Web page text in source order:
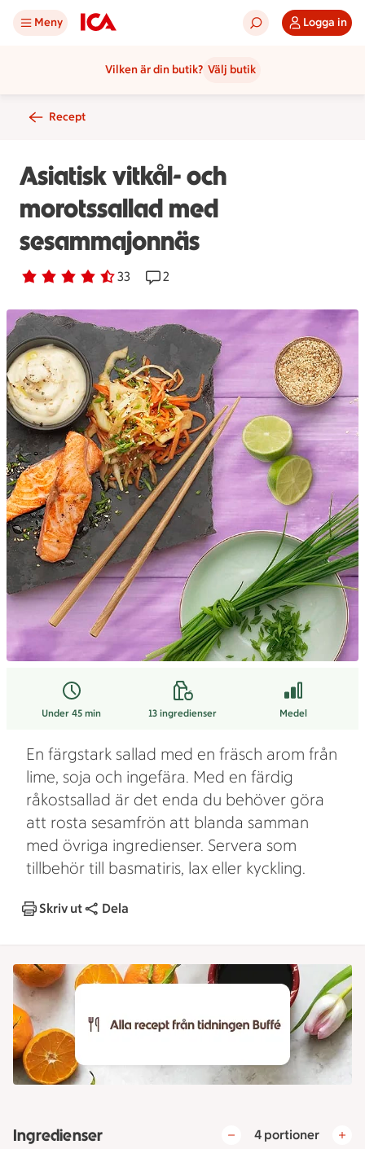
Meny Logga in
Vilken är din butik? Välj butik
Recept
Asiatisk vitkål- och
morotssallad med
sesammajonnäs
Betyg 4.2 av 5. 33
33 personer har röstatReceptet har 2 kommentarer
2
Under 45 min 13 ingredienser Medel
En färgstark sallad med en fräsch arom från
lime, soja och ingefära. Med en färdig
råkostsallad är det enda du behöver göra
att rosta sesamfrön att blanda samman
med övriga ingredienser. Servera som
tillbehör till basmatiris, lax eller kyckling.
Skriv ut Dela
Ingredienser
4 portioner